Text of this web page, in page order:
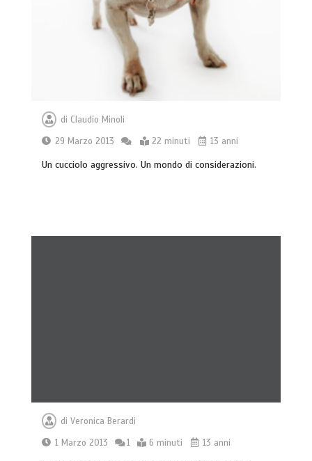
di Claudio Minoli
29 Marzo 2013
22 minuti 13 anni
Un cucciolo aggressivo. Un mondo di considerazioni.
diVeronica Berardi
1 Marzo 2013
1 6 minuti 13 anni